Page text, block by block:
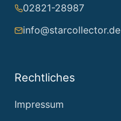
02821-28987
info@starcollector.de
Rechtliches
Impressum